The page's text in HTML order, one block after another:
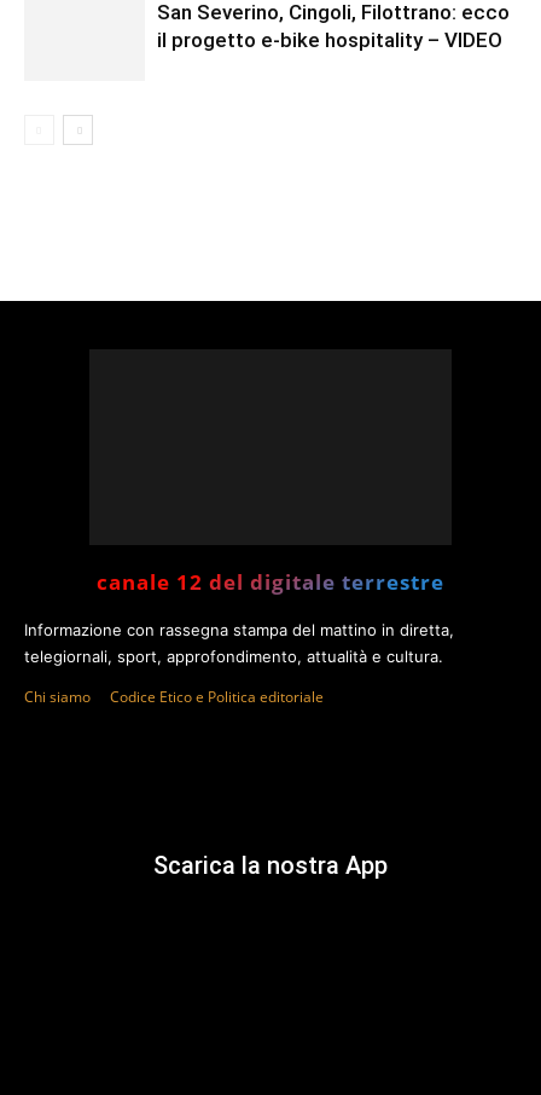
San Severino, Cingoli, Filottrano: ecco
il progetto e-bike hospitality – VIDEO
canale 12 del digitale terrestre
Informazione con rassegna stampa del mattino in diretta,
telegiornali, sport, approfondimento, attualità e cultura.
Chi siamo Codice Etico e Politica editoriale
Scarica la nostra App